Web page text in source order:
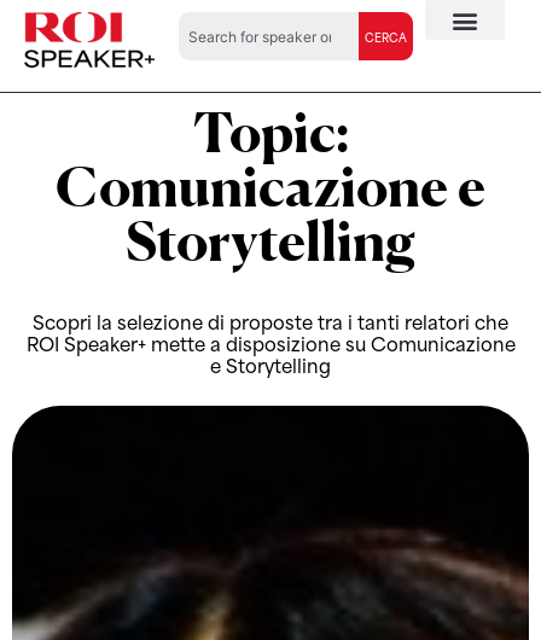
CERCA
Topic:
Comunicazione e
Storytelling
Scopri la selezione di proposte tra i tanti relatori che
ROI Speaker+ mette a disposizione su Comunicazione
e Storytelling